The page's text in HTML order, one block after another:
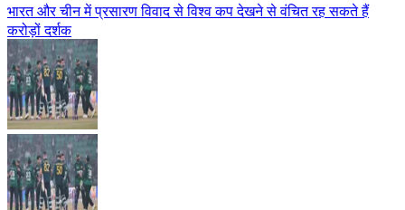
भारत और चीन में प्रसारण विवाद से विश्व कप देखने से वंचित रह सकते हैं
करोड़ों दर्शक